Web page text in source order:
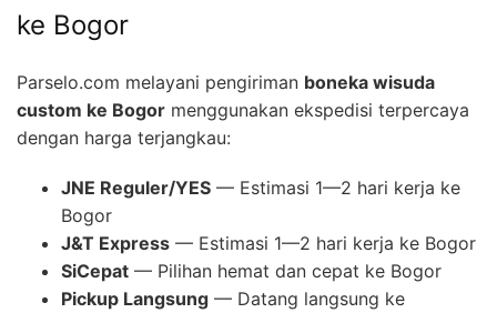
ke Bogor
Parselo.com melayani pengiriman boneka wisuda
custom ke Bogor menggunakan ekspedisi terpercaya
dengan harga terjangkau:
JNE Reguler/YES — Estimasi 1—2 hari kerja ke
Bogor
J&T Express — Estimasi 1—2 hari kerja ke Bogor
SiCepat — Pilihan hemat dan cepat ke Bogor
Pickup Langsung — Datang langsung ke